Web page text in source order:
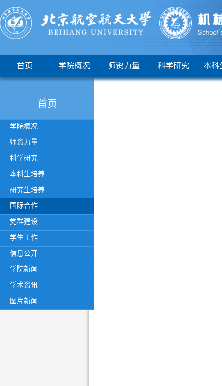
首页 学院概况 师资力量 科学研究 本科
首页
学院概况
师资力量
科学研究
本科生培养
研究生培养
国际合作
党群建设
学生工作
信息公开
学院新闻
学术资讯
图片新闻